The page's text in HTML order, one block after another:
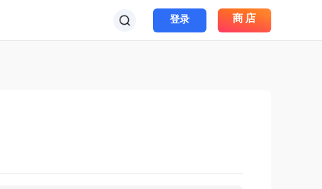
登录 商店